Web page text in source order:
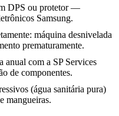
DPS ou protetor —
Samsung.
máquina desnivelada
prematuramente.
anual com a SP Services
de componentes.
(água sanitária pura)
mangueiras.